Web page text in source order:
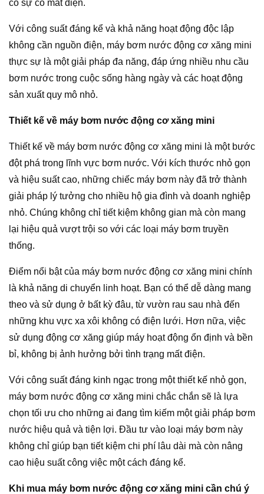
có sự cố mất điện.
Với công suất đáng kể và khả năng hoạt động độc lập
không cần nguồn điện, máy bơm nước động cơ xăng mini
thực sự là một giải pháp đa năng, đáp ứng nhiều nhu cầu
bơm nước trong cuộc sống hàng ngày và các hoạt động
sản xuất quy mô nhỏ.
Thiết kế về máy bơm nước động cơ xăng mini
Thiết kế về máy bơm nước động cơ xăng mini là một bước
đột phá trong lĩnh vực bơm nước. Với kích thước nhỏ gọn
và hiệu suất cao, những chiếc máy bơm này đã trở thành
giải pháp lý tưởng cho nhiều hộ gia đình và doanh nghiệp
nhỏ. Chúng không chỉ tiết kiệm không gian mà còn mang
lại hiệu quả vượt trội so với các loại máy bơm truyền
thống.
Điểm nổi bật của máy bơm nước động cơ xăng mini chính
là khả năng di chuyển linh hoạt. Bạn có thể dễ dàng mang
theo và sử dụng ở bất kỳ đâu, từ vườn rau sau nhà đến
những khu vực xa xôi không có điện lưới. Hơn nữa, việc
sử dụng động cơ xăng giúp máy hoạt động ổn định và bền
bỉ, không bị ảnh hưởng bởi tình trạng mất điện.
Với công suất đáng kinh ngạc trong một thiết kế nhỏ gọn,
máy bơm nước động cơ xăng mini chắc chắn sẽ là lựa
chọn tối ưu cho những ai đang tìm kiếm một giải pháp bơm
nước hiệu quả và tiện lợi. Đầu tư vào loại máy bơm này
không chỉ giúp bạn tiết kiệm chi phí lâu dài mà còn nâng
cao hiệu suất công việc một cách đáng kể.
Khi mua máy bơm nước động cơ xăng mini cần chú ý